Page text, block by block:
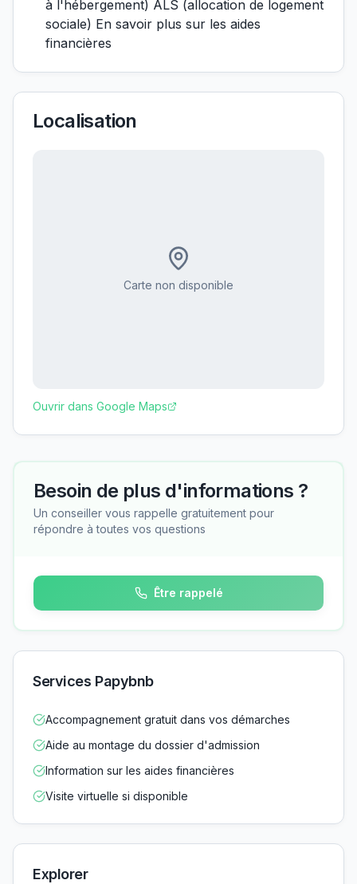
à l'hébergement) ALS (allocation de logement
sociale) En savoir plus sur les aides
financières
Localisation
Carte non disponible
Ouvrir dans Google Maps
Besoin de plus d'informations ?
Un conseiller vous rappelle gratuitement pour
répondre à toutes vos questions
Être rappelé
Services Papybnb
Accompagnement gratuit dans vos démarches
Aide au montage du dossier d'admission
Information sur les aides financières
Visite virtuelle si disponible
Explorer